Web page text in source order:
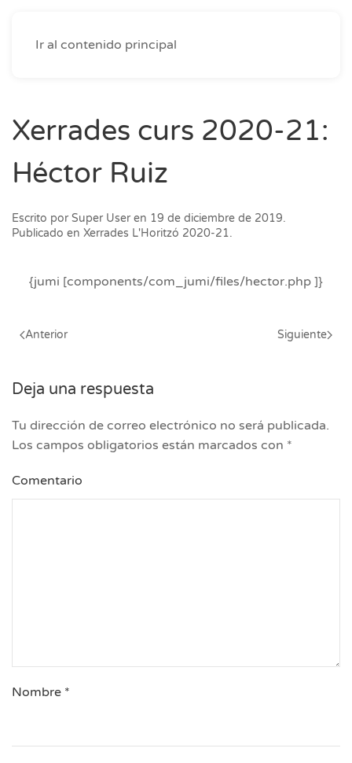
Ir al contenido principal
Xerrades curs 2020-21:
Héctor Ruiz
Escrito por Super User en 19 de diciembre de 2019.
Publicado en Xerrades L'Horitzó 2020-21.
{jumi [components/com_jumi/files/hector.php ]}
Anterior Siguiente
Deja una respuesta
Tu dirección de correo electrónico no será publicada.
Los campos obligatorios están marcados con *
Comentario
Nombre *